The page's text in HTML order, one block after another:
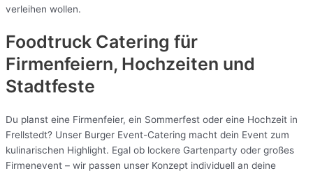
verleihen wollen.
Foodtruck Catering für
Firmenfeiern, Hochzeiten und
Stadtfeste
Du planst eine Firmenfeier, ein Sommerfest oder eine Hochzeit in
Frellstedt? Unser Burger Event-Catering macht dein Event zum
kulinarischen Highlight. Egal ob lockere Gartenparty oder großes
Firmenevent – wir passen unser Konzept individuell an deine